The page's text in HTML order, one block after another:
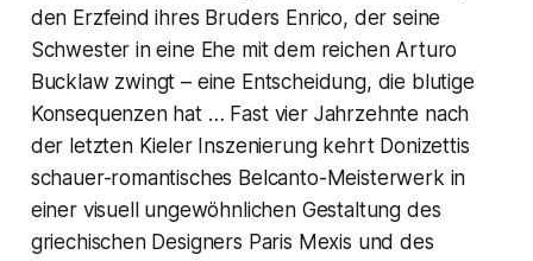
den Erzfeind ihres Bruders Enrico, der seine
Schwester in eine Ehe mit dem reichen Arturo
Bucklaw zwingt – eine Entscheidung, die blutige
Konsequenzen hat … Fast vier Jahrzehnte nach
der letzten Kieler Inszenierung kehrt Donizettis
schauer-romantisches Belcanto-Meisterwerk in
einer visuell ungewöhnlichen Gestaltung des
griechischen Designers Paris Mexis und des